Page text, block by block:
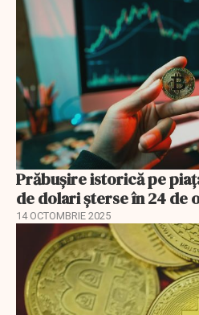
Prăbușire istorică pe
de dolari șterse în 24 de
14 OCTOMBRIE 2025